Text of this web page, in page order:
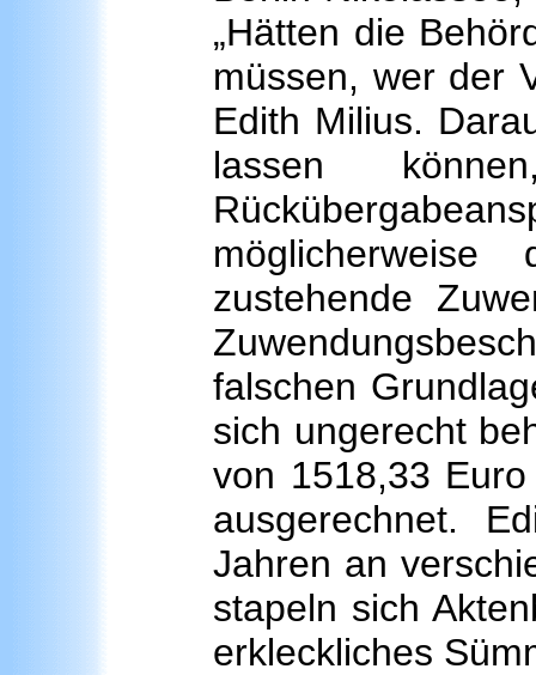
„Hätten die
müssen, wer der
Edith Milius.
lassen
zustehende
falschen
sich ungerecht
von 1518,33
ausgerechnet.
Jahren an
stapeln sich
erkleckliches